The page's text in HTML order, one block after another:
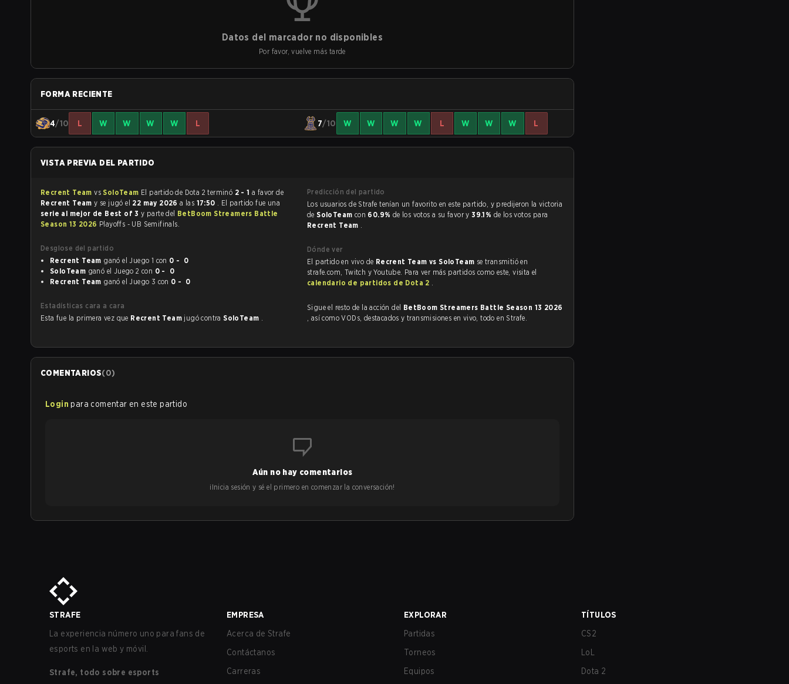
Datos del marcador no disponibles
Por favor, vuelve más tarde
FORMA RECIENTE
4/10 L W W W W L 7/10 W W W W L W W W L
VISTA PREVIA DEL PARTIDO
Recrent Teamvs SoloTeam El partido de Dota 2 terminó 2 - 1 a favor de
Recrent Teamy se jugó el 22 may 2026a las 17:50 . El partido fue una
serie al mejor de Best of 3y parte del BetBoom Streamers Battle
Season 13 2026 Playoffs - UB Semifinals.
Desglose del partido
Recrent Team
ganó el Juego 1 con
0 - 0
SoloTeam
ganó el Juego 2 con
0 - 0
Recrent Team
ganó el Juego 3 con 0 - 0
Estadísticas cara a cara
Esta fue la primera vez que Recrent Team jugó contraSoloTeam .
Predicción del partido
Los usuarios de Strafe tenían un favorito en este partido, y predijeron la victoria
deSoloTeam con 60.9% de los votos a su favor y39.1% de los votos para
Recrent Team .
Dónde ver
El partido en vivo de Recrent Team vs SoloTeam se transmitió en
strafe.com, Twitch y Youtube. Para ver más partidos como este, visita el
calendario de partidos de Dota 2 .
Sigue el resto de la acción del BetBoom Streamers Battle Season 13 2026
, así como VODs, destacados y transmisiones en vivo, todo en Strafe.
COMENTARIOS(0)
Login para comentar en este partido
Aún no hay comentarios
¡Inicia sesión y sé el primero en comenzar la conversación!
STRAFE
La experiencia número uno para fans de
esports en la web y móvil.
Strafe, todo sobre esports
EMPRESA
Acerca de Strafe
Contáctanos
Carreras
EXPLORAR
Partidas
Torneos
Equipos
TÍTULOS
CS2
LoL
Dota 2